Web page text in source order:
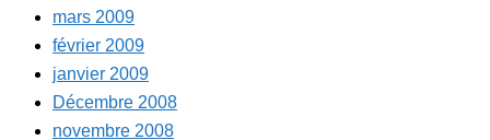
mars 2009
février 2009
janvier 2009
Décembre 2008
novembre 2008